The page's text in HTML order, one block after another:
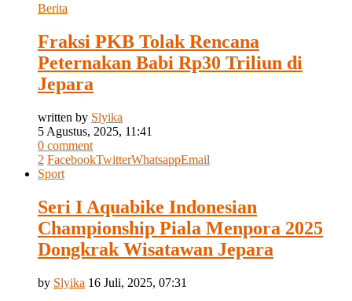
Berita
Fraksi PKB Tolak Rencana
Peternakan Babi Rp30 Triliun di
Jepara
written by Slyika
5 Agustus, 2025, 11:41
0 comment
2 FacebookTwitterWhatsappEmail
Sport
Seri I Aquabike Indonesian
Championship Piala Menpora 2025
Dongkrak Wisatawan Jepara
by Slyika 16 Juli, 2025, 07:31